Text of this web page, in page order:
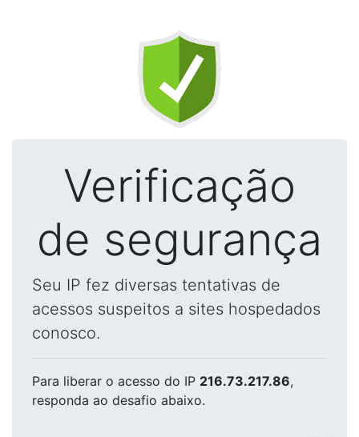
Verificação
de segurança
Seu IP fez diversas tentativas de
acessos suspeitos a sites hospedados
conosco.
Para liberar o acesso do IP 216.73.217.86,
responda ao desafio abaixo.